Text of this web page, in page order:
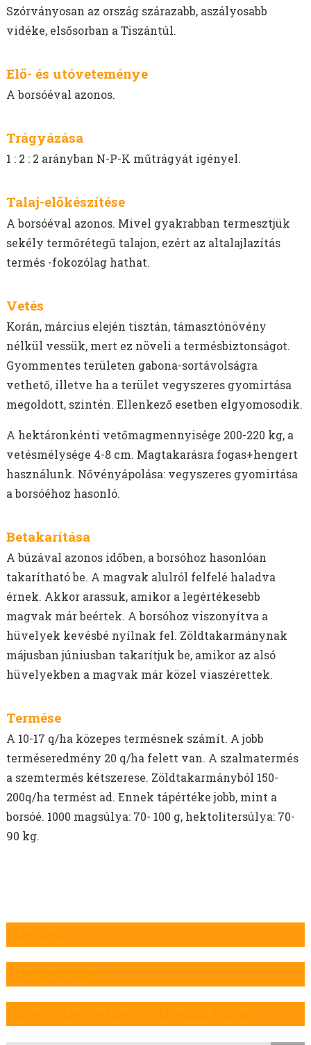
MÉHLEGELŐ KEVERÉKEK
VADLEGELŐ KEVERÉKEK
OLAJRETEK VETŐMAG
SOMKÓRÓ VETŐMAG
GABONÁK - ŐSZI
SZÓJA VETŐMAG
REPCE
POHÁNKA/HAJDINA VETŐMAG
GÖRÖGSZÉNA VETŐMAG
CSILLAGFÜRT VETŐMAG
LÓBAB VETŐMAG
ŐSZI LENCSE VETŐMAG
OLAJLEN, OLAJTÖK VETŐMAG
FÉNYMAG VETŐMAG
NAPRAFORGÓ VETŐMAG
MÁK VETŐMAG
MELORÁCIÓS RETEK VETŐMAG
NÉGERMAG VETŐMAG
Szórványosan az ország szárazabb, aszályosabb
vidéke, elsősorban a Tiszántúl.
Elő- és utóveteménye
A borsóéval azonos.
Trágyázása
1 : 2 : 2 arányban N-P-K műtrágyát igényel.
Talaj-előkészítése
A borsóéval azonos. Mivel gyakrabban termesztjük
sekély termőrétegű talajon, ezért az altalajlazítás
termés -fokozólag hathat.
Vetés
Korán, március elején tisztán, támasztónövény
nélkül vessük, mert ez növeli a termésbiztonságot.
Gyommentes területen gabona-sortávolságra
vethető, illetve ha a terület vegyszeres gyomirtása
megoldott, szintén. Ellenkező esetben elgyomosodik.
A hektáronkénti vetőmagmennyisége 200-220 kg, a
vetésmélysége 4-8 cm. Magtakarásra fogas+hengert
használunk. Nővényápolása: vegyszeres gyomirtása
a borsóéhoz hasonló.
Betakarítása
A búzával azonos időben, a borsóhoz hasonlóan
takarítható be. A magvak alulról felfelé haladva
érnek. Akkor arassuk, amikor a legértékesebb
magvak már beértek. A borsóhoz viszonyítva a
hüvelyek kevésbé nyílnak fel. Zöldtakarmánynak
májusban júniusban takarítjuk be, amikor az alsó
hüvelyekben a magvak már közel viaszérettek.
Termése
A 10-17 q/ha közepes termésnek számít. A jobb
terméseredmény 20 q/ha felett van. A szalmatermés
a szemtermés kétszerese. Zöldtakarmányból 150-
200q/ha termést ad. Ennek tápértéke jobb, mint a
borsóé. 1000 magsúlya: 70- 100 g, hektolitersúlya: 70-
90 kg.